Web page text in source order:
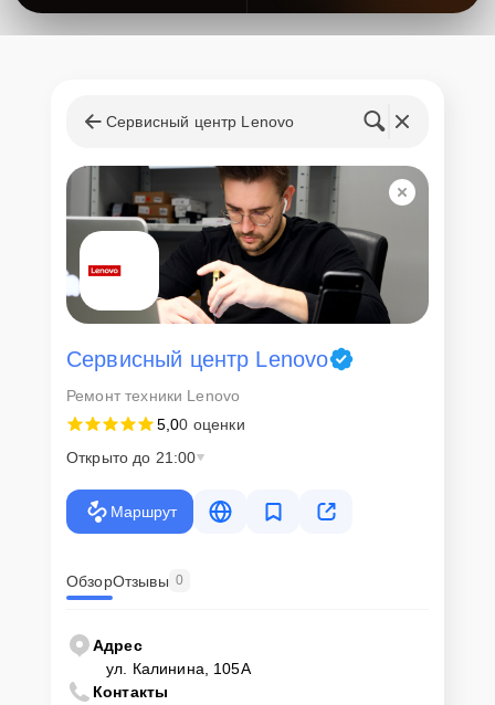
Сервисный центр Lenovo
Сервисный центр Lenovo
Ремонт техники Lenovo
5,00 оценки
Открыто до 21:00
Маршрут
ОбзорОтзывы 0
Адрес
ул. Калинина, 105А
Контакты